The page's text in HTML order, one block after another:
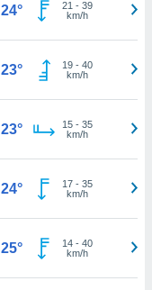
24° 21 - 39
km/h
23° 19- 40
km/h
23° 15- 35
km/h
24° 17- 35
km/h
25° 14- 40
km/h